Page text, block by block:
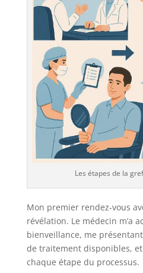
Les étapes de la
Mon premier rendez-vous
révélation. Le médecin m’a
bienveillance, me
de traitement disponibles,
chaque étape du processus.